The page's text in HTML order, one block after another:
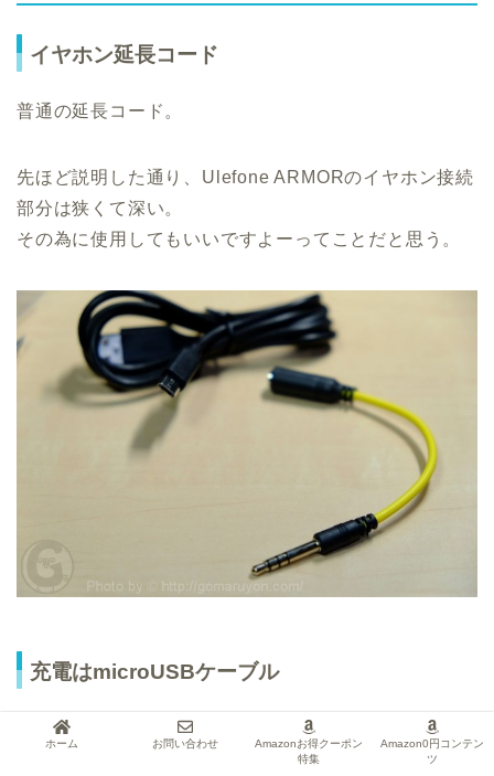
イヤホン延長コード
普通の延長コード。
先ほど説明した通り、Ulefone ARMORのイヤホン接続
部分は狭くて深い。
その為に使用してもいいですよーってことだと思う。
充電はmicroUSBケーブル
Ulefone ARMORはType-Cじゃない。少し残念。
ホーム お問い合わせ
Amazonお得クーポン
特集
Amazon0円コンテン
ツ